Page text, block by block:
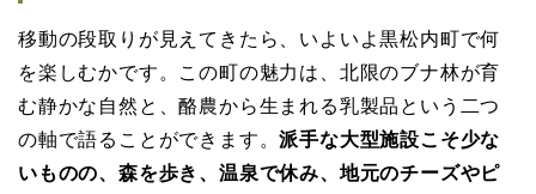
移動の段取りが見えてきたら、いよいよ黒松内町で何
を楽しむかです。この町の魅力は、北限のブナ林が育
む静かな自然と、酪農から生まれる乳製品という二つ
の軸で語ることができます。派手な大型施設こそ少な
いものの、森を歩き、温泉で休み、地元のチーズやピ